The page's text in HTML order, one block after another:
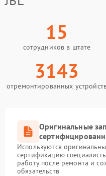
15
сотрудников в штате
3143
отремонтированных
Оригинальные
Используются
сертификацию
работу после ремонта и
обязательств